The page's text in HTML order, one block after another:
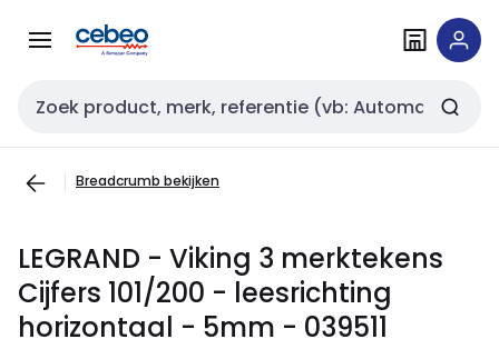
naar
naar
Zoekveld invoer
Breadcrumb bekijken
LEGRAND - Viking 3 merktekens
Cijfers 101/200 - leesrichting
horizontaal - 5mm - 039511